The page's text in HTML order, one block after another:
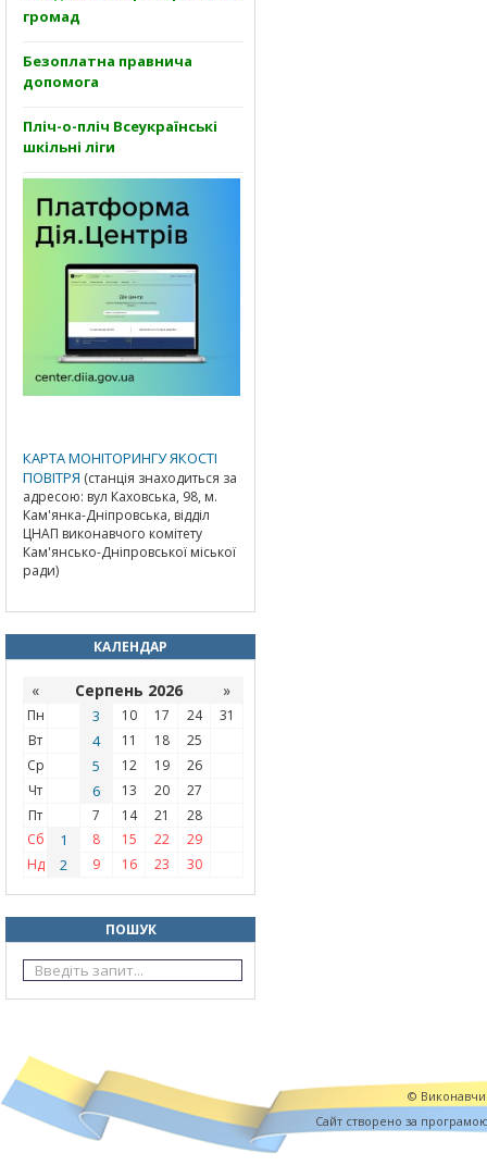
громад
Безоплатна правнича
допомога
Пліч-о-пліч Всеукраїнські
шкільні ліги
КАРТА МОНІТОРИНГУ ЯКОСТІ
ПОВІТРЯ (станція знаходиться за
адресою: вул Каховська, 98, м.
Кам'янка-Дніпровська, відділ
ЦНАП виконавчого комітету
Кам'янсько-Дніпровської міської
ради)
КАЛЕНДАР
« Серпень 2026 »
Пн 3 10 17 24
31
Вт
4 11 18
25
Ср
5 12 19
26
Чт
6 13 20
27
Пт
7 14 21
28
Сб
1 8 15 22
29
Нд
2 9 16 23 30
ПОШУК
©
Cайт створено за